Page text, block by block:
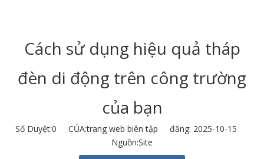
Cách sử dụng hiệu quả tháp
đèn di động trên công trường
của bạn
Số Duyệt:0 CỦA:trang web biên tập đăng: 2025-10-15
Nguồn:Site